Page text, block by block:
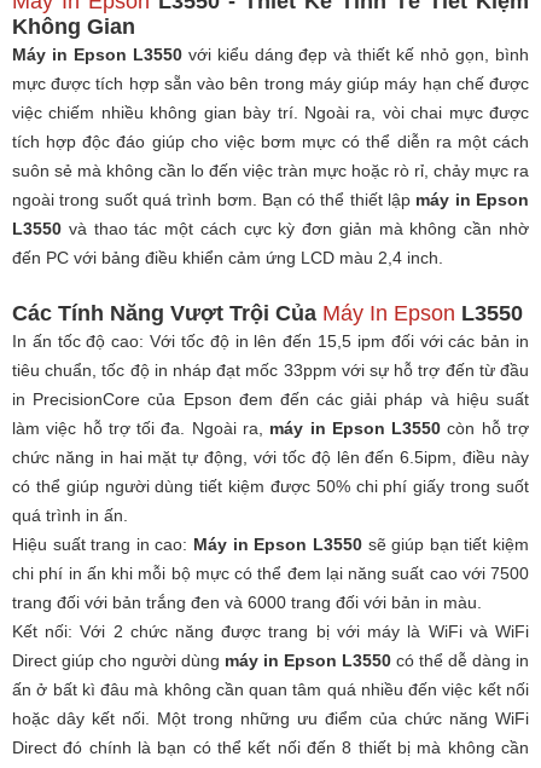
Không Gian
Máy in Epson L3550với kiểu dáng đẹp và thiết kế nhỏ gọn, bình
mực được tích hợp sẵn vào bên trong máy giúp máy hạn chế được
việc chiếm nhiều không gian bày trí. Ngoài ra, vòi chai mực được
tích hợp độc đáo giúp cho việc bơm mực có thể diễn ra một cách
suôn sẻ mà không cần lo đến việc tràn mực hoặc rò rỉ, chảy mực ra
ngoài trong suốt quá trình bơm. Bạn có thể thiết lập máy in Epson
L3550 và thao tác một cách cực kỳ đơn giản mà không cần nhờ
đến PC với bảng điều khiển cảm ứng LCD màu 2,4 inch.
Các Tính Năng Vượt Trội Của Máy In Epson L3550
In ấn tốc độ cao: Với tốc độ in lên đến 15,5 ipm đối với các bản in
tiêu chuẩn, tốc độ in nháp đạt mốc 33ppm với sự hỗ trợ đến từ đầu
in PrecisionCore của Epson đem đến các giải pháp và hiệu suất
làm việc hỗ trợ tối đa. Ngoài ra, máy in Epson L3550 còn hỗ trợ
chức năng in hai mặt tự động, với tốc độ lên đến 6.5ipm, điều này
có thể giúp người dùng tiết kiệm được 50% chi phí giấy trong suốt
quá trình in ấn.
Hiệu suất trang in cao: Máy in Epson L3550sẽ giúp bạn tiết kiệm
chi phí in ấn khi mỗi bộ mực có thể đem lại năng suất cao với 7500
trang đối với bản trắng đen và 6000 trang đối với bản in màu.
Kết nối: Với 2 chức năng được trang bị với máy là WiFi và WiFi
Direct giúp cho người dùng máy in Epson L3550 có thể dễ dàng in
ấn ở bất kì đâu mà không cần quan tâm quá nhiều đến việc kết nối
hoặc dây kết nối. Một trong những ưu điểm của chức năng WiFi
Direct đó chính là bạn có thể kết nối đến 8 thiết bị mà không cần